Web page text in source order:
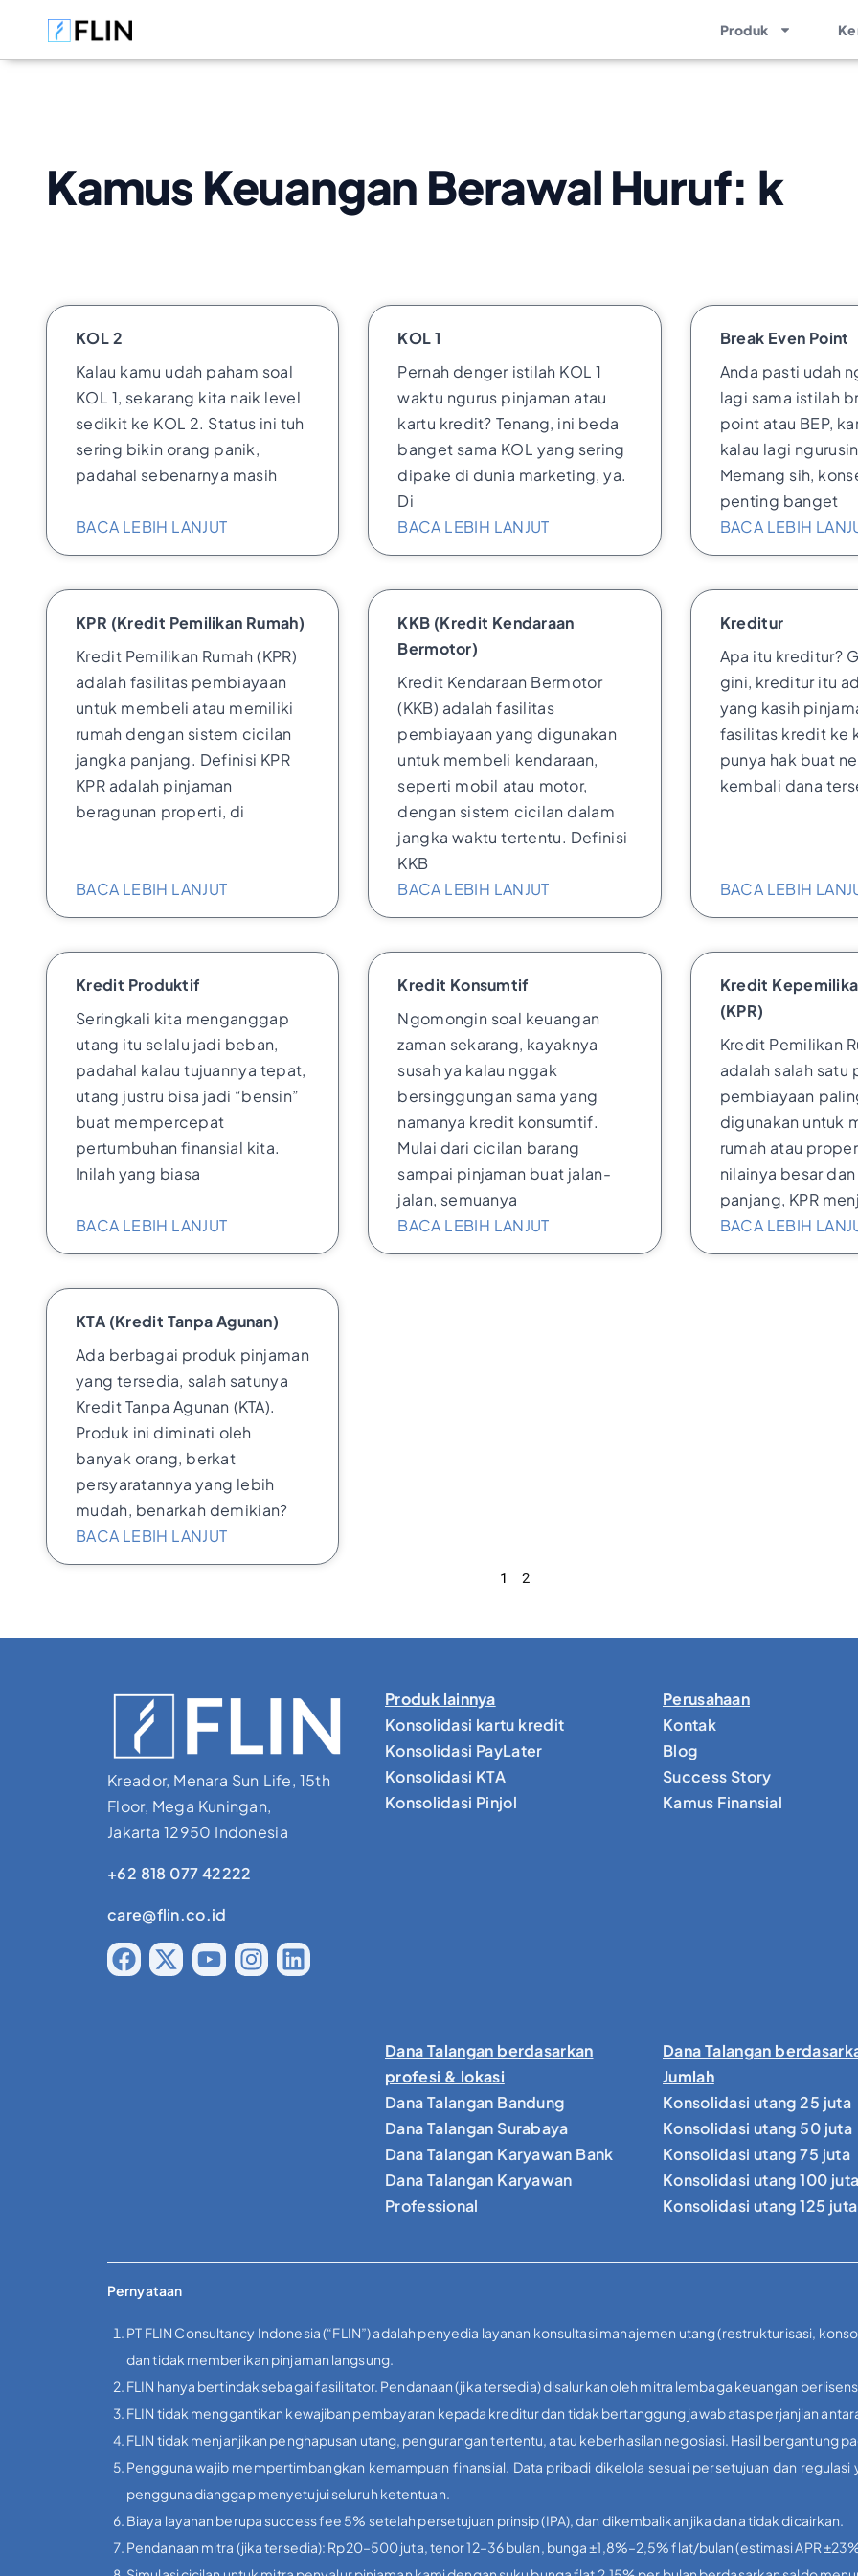
Produk
Kamus Keuangan Berawal Huruf: k
KOL 2
Kalau kamu udah paham soal
KOL 1, sekarang kita naik level
sedikit ke KOL 2. Status ini tuh
sering bikin orang panik,
padahal sebenarnya masih
BACA LEBIH LANJUT
KOL 1
Pernah denger istilah KOL 1
waktu ngurus pinjaman atau
kartu kredit? Tenang, ini beda
banget sama KOL yang sering
dipake di dunia marketing, ya.
Di
BACA LEBIH LANJUT
Break Even Point
Anda pasti udah
lagi sama istilah
point atau BEP,
kalau lagi
Memang sih,
penting banget
BACA LEBIH
KPR (Kredit Pemilikan Rumah)
Kredit Pemilikan Rumah (KPR)
adalah fasilitas pembiayaan
untuk membeli atau memiliki
rumah dengan sistem cicilan
jangka panjang. Definisi KPR
KPR adalah pinjaman
beragunan properti, di
BACA LEBIH LANJUT
KKB (Kredit Kendaraan
Bermotor)
Kredit Kendaraan Bermotor
(KKB) adalah fasilitas
pembiayaan yang digunakan
untuk membeli kendaraan,
seperti mobil atau motor,
dengan sistem cicilan dalam
jangka waktu tertentu. Definisi
KKB
BACA LEBIH LANJUT
Kreditur
Apa itu kreditur?
gini, kreditur itu
yang kasih
fasilitas kredit ke
punya hak buat
kembali dana
BACA LEBIH
Kredit Produktif
Seringkali kita menganggap
utang itu selalu jadi beban,
padahal kalau tujuannya tepat,
utang justru bisa jadi “bensin”
buat mempercepat
pertumbuhan finansial kita.
Inilah yang biasa
BACA LEBIH LANJUT
Kredit Konsumtif
Ngomongin soal keuangan
zaman sekarang, kayaknya
susah ya kalau nggak
bersinggungan sama yang
namanya kredit konsumtif.
Mulai dari cicilan barang
sampai pinjaman buat jalan-
jalan, semuanya
BACA LEBIH LANJUT
Kredit
(KPR)
Kredit Pemilikan
adalah salah satu
pembiayaan
digunakan untuk
rumah atau
nilainya besar
panjang, KPR
BACA LEBIH
KTA (Kredit Tanpa Agunan)
Ada berbagai produk pinjaman
yang tersedia, salah satunya
Kredit Tanpa Agunan (KTA).
Produk ini diminati oleh
banyak orang, berkat
persyaratannya yang lebih
mudah, benarkah demikian?
BACA LEBIH LANJUT
1 2
Kreador, Menara Sun Life, 15th
Floor, Mega Kuningan,
Jakarta 12950 Indonesia
+62 818 077 42222
care@flin.co.id
Produk lainnya
Konsolidasi kartu kredit
Konsolidasi PayLater
Konsolidasi KTA
Konsolidasi Pinjol
Perusahaan
Kontak
Blog
Success Story
Kamus Finansial
Dana Talangan berdasarkan
profesi & lokasi
Dana Talangan Bandung
Dana Talangan Surabaya
Dana Talangan Karyawan Bank
Dana Talangan Karyawan
Professional
Dana Talangan
Jumlah
Konsolidasi utang 25 juta
Konsolidasi utang 50 juta
Konsolidasi utang 75 juta
Konsolidasi utang 100 juta
Konsolidasi utang 125 juta
Pernyataan
PT FLIN Consultancy Indonesia (“FLIN”) adalah penyedia layanan konsultasi manajemen utang (restrukturisasi,
dan tidak memberikan pinjaman langsung.
FLIN hanya bertindak sebagai fasilitator. Pendanaan (jika tersedia) disalurkan oleh mitra lembaga keuangan
FLIN tidak menggantikan kewajiban pembayaran kepada kreditur dan tidak bertanggung jawab atas perjanjian
FLIN tidak menjanjikan penghapusan utang, pengurangan tertentu, atau keberhasilan negosiasi. Hasil bergantung
Pengguna wajib mempertimbangkan kemampuan finansial. Data pribadi dikelola sesuai persetujuan dan
pengguna dianggap menyetujui seluruh ketentuan.
Biaya layanan berupa success fee 5% setelah persetujuan prinsip (IPA), dan dikembalikan jika dana tidak dicairkan.
Pendanaan mitra (jika tersedia): Rp20–500 juta, tenor 12–36 bulan, bunga ±1,8%–2,5% flat/bulan (estimasi APR